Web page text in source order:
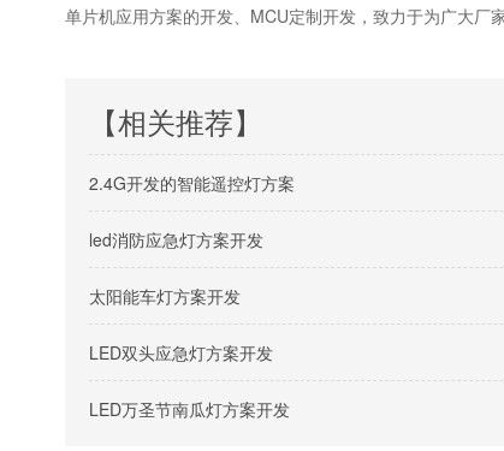
单片机应用方案的开发、MCU定制开发，致力于为广大厂
【相关推荐】
2.4G开发的智能遥控灯方案
led消防应急灯方案开发
太阳能车灯方案开发
LED双头应急灯方案开发
LED万圣节南瓜灯方案开发